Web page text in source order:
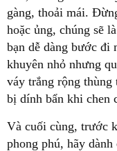
gàng, thoải mái.
hoặc ủng, chúng sẽ
bạn dễ dàng bước
khuyên nhỏ nhưng
váy trắng rộng
bị dính bẩn khi chen
Và cuối cùng, trước
phong phú, hãy